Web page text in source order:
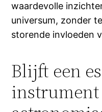
waardevolle
universum, zonder
storende invloeden
Blijft een